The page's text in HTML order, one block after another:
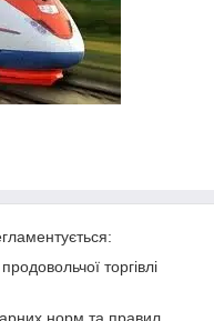
торгівлі